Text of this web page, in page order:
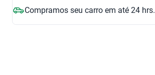
Compramos seu carro em até 24 hrs.